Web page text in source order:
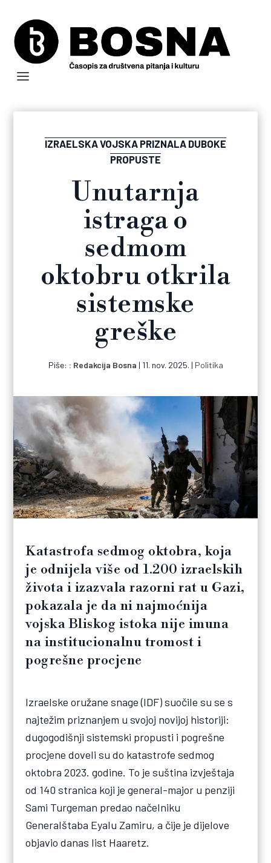
IZRAELSKA VOJSKA PRIZNALA DUBOKE
PROPUSTE
Unutarnja
istraga o
sedmom
oktobru otkrila
sistemske
greške
Piše: Redakcija Bosna | 11. nov. 2025. | Politika
Katastrofa sedmog oktobra, koja
je odnijela više od 1.200 izraelskih
života i izazvala razorni rat u Gazi,
pokazala je da ni najmoćnija
vojska Bliskog istoka nije imuna
na institucionalnu tromost i
pogrešne procjene
Izraelske oružane snage (IDF) suočile su se s
najtežim priznanjem u svojoj novijoj historiji:
dugogodišnji sistemski propusti i pogrešne
procjene doveli su do katastrofe sedmog
oktobra 2023. godine. To je suština izvještaja
od 140 stranica koji je general-major u penziji
Sami Turgeman predao načelniku
Generalštaba Eyalu Zamiru, a čije je dijelove
objavio danas list Haaretz.